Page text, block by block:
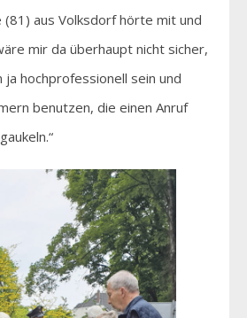
aus Volksdorf hörte mit und
mir da überhaupt nicht sicher,
hochprofessionell sein und
benutzen, die einen Anruf